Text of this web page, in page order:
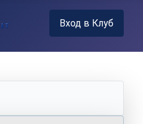
Вход в Клуб